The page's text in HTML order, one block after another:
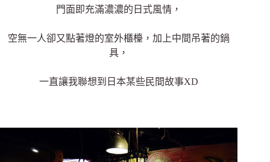
門面即充滿濃濃的日式風情，
空無一人卻又點著燈的室外櫃檯，加上中間吊著的鍋
具，
一直讓我聯想到日本某些民間故事XD